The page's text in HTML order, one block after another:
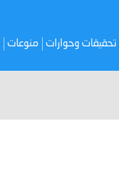
تحقيقات وحوارات منوعات